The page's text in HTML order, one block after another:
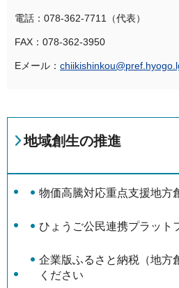
電話：078-362-7711（代表）
FAX：078-362-3950
Eメール：
地域創生の推進
物価高騰対応重点支援地方
ひょうご公民連携プラット
企業版ふるさと納税（地方
ください